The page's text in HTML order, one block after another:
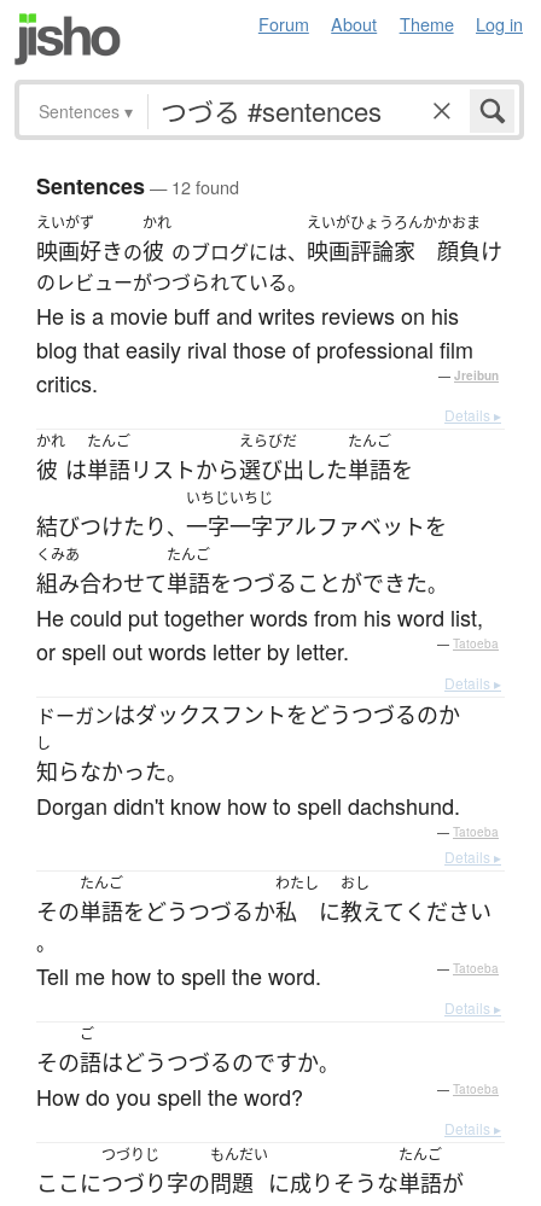
Forum About Theme Log in
Sentences ▾
Sentences— 12 found
えいがず
映画好きの
かれ
彼 のブログには、
えいがひょうろんか
映画評論家
かおま
顔負け
のレビューがつづられている。
He is a movie buff and writes reviews on his
blog that easily rival those of professional film
critics.
— Jreibun
Details ▸
かれ
彼 は
たんご
単語リストから
えらびだ
選び出した
たんご
単語を
結びつけたり、
いちじ
一字
いちじ
一字アルファベット を
くみあ
組み合わせて
たんご
単語をつづる ことができた。
He could put together words from his word list,
or spell out words letter by letter.
— Tatoeba
Details ▸
ドーガンはダックスフント を どうつづるのか
し
知らなかった。
Dorgan didn't know how to spell dachshund.
— Tatoeba
Details ▸
その
たんご
単語を どうつづるか
わたし
私 に
おし
教えて ください
。
Tell me how to spell the word. — Tatoeba
Details ▸
その
ご
語はどうつづるのですか。
How do you spell the word? — Tatoeba
Details ▸
ここ に
つづりじ
つづり字の
もんだい
問題 に成りそうな
たんご
単語が